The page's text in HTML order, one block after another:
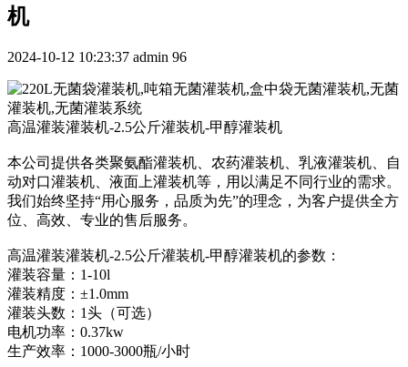
机
2024-10-12 10:23:37 admin 96
高温灌装灌装机-2.5公斤灌装机-甲醇灌装机
本公司提供各类聚氨酯灌装机、农药灌装机、乳液灌装机、自
动对口灌装机、液面上灌装机等，用以满足不同行业的需求。
我们始终坚持“用心服务，品质为先”的理念，为客户提供全方
位、高效、专业的售后服务。
高温灌装灌装机-2.5公斤灌装机-甲醇灌装机的参数：
灌装容量：1-10l
灌装精度：±1.0mm
灌装头数：1头（可选）
电机功率：0.37kw
生产效率：1000-3000瓶/小时